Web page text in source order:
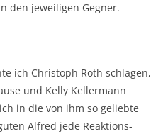
den jeweiligen Gegner.
ich Christoph Roth schlagen,
und Kelly Kellermann
in die von ihm so geliebte
Alfred jede Reaktions-